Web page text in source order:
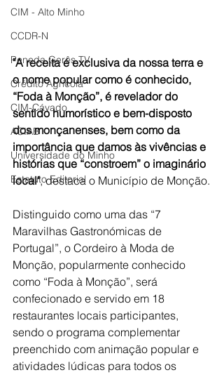
CIM - Alto Minho
CCDR-N
Peneda Gerês TV
Crédito Agrícola
CIM-Cávado
ACIAB
Universidade do Minho
Estatuto Editorial
"A receita é exclusiva da nossa terra e
o nome popular como é conhecido,
“Foda à Monção”, é revelador do
sentido humorístico e bem-disposto
dos monçanenses, bem como da
importância que damos às vivências e
histórias que “constroem” o imaginário
local", destaca o Município de Monção.
Distinguido como uma das “7
Maravilhas Gastronómicas de
Portugal”, o Cordeiro à Moda de
Monção, popularmente conhecido
como “Foda à Monção”, será
confecionado e servido em 18
restaurantes locais participantes,
sendo o programa complementar
preenchido com animação popular e
atividades lúdicas para todos os